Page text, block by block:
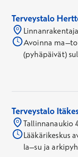
Terveystalo
Avoinna ma–to
(pyhäpäivät)
Terveystalo
Tallinnanaukio
Lääkärikeskus
la–su ja